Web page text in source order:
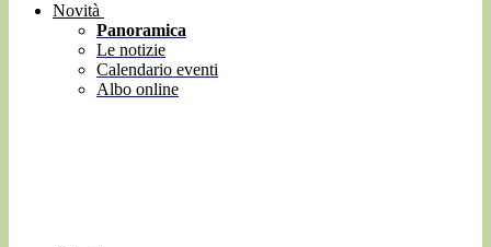
Novità
Panoramica
Le notizie
Calendario eventi
Albo online